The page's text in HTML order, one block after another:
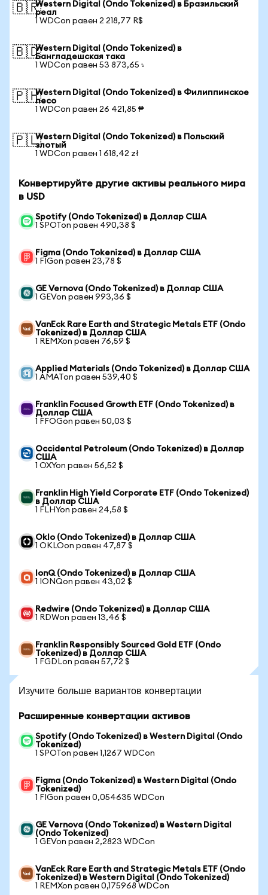
🇧🇷Western Digital (Ondo Tokenized) в Бразильский
реал
1 WDCon равен 2 218,77 R$
🇧🇩Western Digital (Ondo Tokenized) в
Бангладешская така
1 WDCon равен 53 873,65 ৳
🇵🇭Western Digital (Ondo Tokenized) в Филиппинское
песо
1 WDCon равен 26 421,85 ₱
🇵🇱Western Digital (Ondo Tokenized) в Польский
злотый
1 WDCon равен 1 618,42 zł
Конвертируйте другие активы реального мира
в USD
Spotify (Ondo Tokenized) в Доллар США
1 SPOTon равен 490,38 $
Figma (Ondo Tokenized) в Доллар США
1 FIGon равен 23,78 $
GE Vernova (Ondo Tokenized) в Доллар США
1 GEVon равен 993,36 $
VanEck Rare Earth and Strategic Metals ETF (Ondo
Tokenized) в Доллар США
1 REMXon равен 76,59 $
Applied Materials (Ondo Tokenized) в Доллар США
1 AMATon равен 539,40 $
Franklin Focused Growth ETF (Ondo Tokenized) в
Доллар США
1 FFOGon равен 50,03 $
Occidental Petroleum (Ondo Tokenized) в Доллар
США
1 OXYon равен 56,52 $
Franklin High Yield Corporate ETF (Ondo Tokenized)
в Доллар США
1 FLHYon равен 24,58 $
Oklo (Ondo Tokenized) в Доллар США
1 OKLOon равен 47,87 $
IonQ (Ondo Tokenized) в Доллар США
1 IONQon равен 43,02 $
Redwire (Ondo Tokenized) в Доллар США
1 RDWon равен 13,46 $
Franklin Responsibly Sourced Gold ETF (Ondo
Tokenized) в Доллар США
1 FGDLon равен 57,72 $
Изучите больше вариантов конвертации
Расширенные конвертации активов
Spotify (Ondo Tokenized) в Western Digital (Ondo
Tokenized)
1 SPOTon равен 1,1267 WDCon
Figma (Ondo Tokenized) в Western Digital (Ondo
Tokenized)
1 FIGon равен 0,054635 WDCon
GE Vernova (Ondo Tokenized) в Western Digital
(Ondo Tokenized)
1 GEVon равен 2,2823 WDCon
VanEck Rare Earth and Strategic Metals ETF (Ondo
Tokenized) в Western Digital (Ondo Tokenized)
1 REMXon равен 0,175968 WDCon